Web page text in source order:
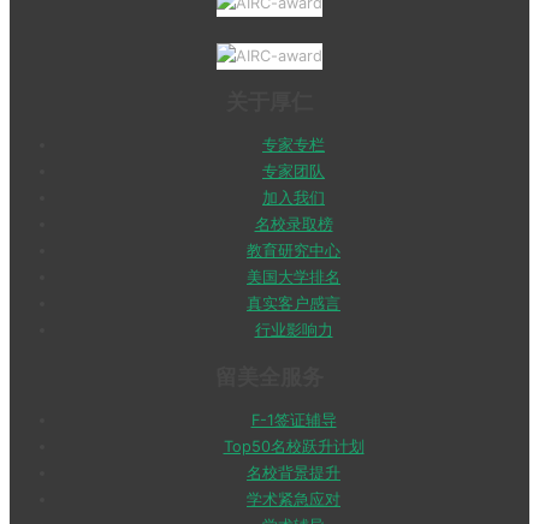
专家专栏
专家团队
加入我们
名校录取榜
教育研究中心
美国大学排名
真实客户感言
行业影响力
F-1签证辅导
Top50名校跃升计划
名校背景提升
学术紧急应对